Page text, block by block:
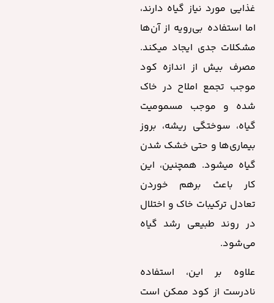
غذایی مورد نیاز گیاه دارند،
اما استفاده بی‌رویه از آن‌ها
مشکلات جدی ایجاد میکند.
مصرف بیش از اندازه کود
موجب تجمع املاح در خاک
شده و موجب مسمومیت
گیاه، سوختگی ریشه، بروز
بیماری‌ها و حتی خشک شدن
گیاه میشود. همچنین، این
کار باعث برهم خوردن
تعادل ترکیبات خاک و اختلال
در روند طبیعی رشد گیاه
می‌شود.
علاوه بر این، استفاده
نادرست از کود ممکن است